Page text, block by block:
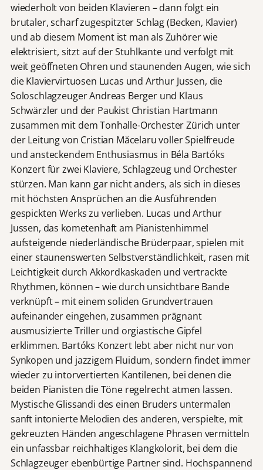
wiederholt von beiden Klavieren – dann folgt ein
brutaler, scharf zugespitzter Schlag (Becken, Klavier)
und ab diesem Moment ist man als Zuhörer wie
elektrisiert, sitzt auf der Stuhlkante und verfolgt mit
weit geöffneten Ohren und staunenden Augen, wie sich
die Klaviervirtuosen Lucas und Arthur Jussen, die
Soloschlagzeuger Andreas Berger und Klaus
Schwärzler und der Paukist Christian Hartmann
zusammen mit dem Tonhalle-Orchester Zürich unter
der Leitung von Cristian Măcelaru voller Spielfreude
und ansteckendem Enthusiasmus in Béla Bartóks
Konzert für zwei Klaviere, Schlagzeug und Orchester
stürzen. Man kann gar nicht anders, als sich in dieses
mit höchsten Ansprüchen an die Ausführenden
gespickten Werks zu verlieben. Lucas und Arthur
Jussen, das kometenhaft am Pianistenhimmel
aufsteigende niederländische Brüderpaar, spielen mit
einer staunenswerten Selbstverständlichkeit, rasen mit
Leichtigkeit durch Akkordkaskaden und vertrackte
Rhythmen, können – wie durch unsichtbare Bande
verknüpft – mit einem soliden Grundvertrauen
aufeinander eingehen, zusammen prägnant
ausmusizierte Triller und orgiastische Gipfel
erklimmen. Bartóks Konzert lebt aber nicht nur von
Synkopen und jazzigem Fluidum, sondern findet immer
wieder zu intorvertierten Kantilenen, bei denen die
beiden Pianisten die Töne regelrecht atmen lassen.
Mystische Glissandi des einen Bruders untermalen
sanft intonierte Melodien des anderen, verspielte, mit
gekreuzten Händen angeschlagene Phrasen vermitteln
ein unfassbar reichhaltiges Klangkolorit, bei dem die
Schlagzeuger ebenbürtige Partner sind. Hochspannend